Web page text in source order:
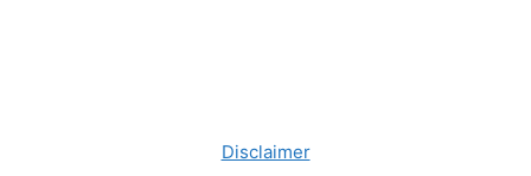
Disclaimer